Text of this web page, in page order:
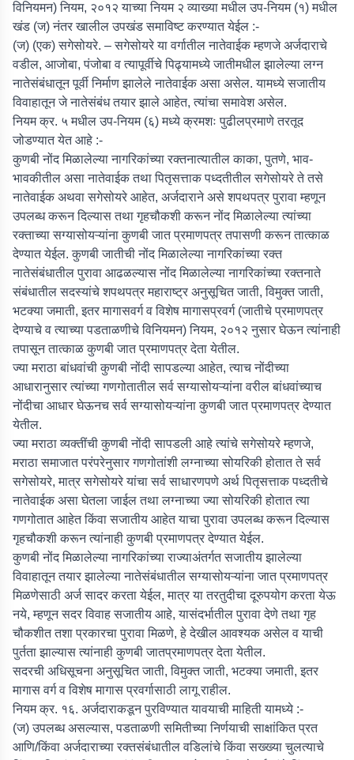
विनियमन) नियम, २०१२ याच्या नियम २ व्याख्या मधील उप-नियम (१) मधील
खंड (ज) नंतर खालील उपखंड समाविष्ट करण्यात येईल :-
(ज) (एक) सगेसोयरे. –सगेसोयरे या वर्गातील नातेवाईक म्हणजे अर्जदाराचे
वडील, आजोबा, पंजोबा व त्यापूर्वीचे पिढ्यामध्ये जातीमधील झालेल्या लग्न
नातेसंबंधातून पूर्वी निर्माण झालेले नातेवाईक असा असेल. यामध्ये सजातीय
विवाहातून जे नातेसंबंध तयार झाले आहेत, त्यांचा समावेश असेल.
नियम क्र. ५ मधील उप-नियम (६) मध्ये क्रमशः पुढीलप्रमाणे तरतूद
जोडण्यात येत आहे :-
कुणबी नोंद मिळालेल्या नागरिकांच्या रक्तनात्यातील काका, पुतणे, भाव-
भावकीतील असा नातेवाईक तथा पितृसत्ताक पध्दतीतील सगेसोयरे ते तसे
नातेवाईक अथवा सगेसोयरे आहेत, अर्जदाराने असे शपथपत्र पुरावा म्हणून
उपलब्ध करून दिल्यास तथा गृहचौकशी करून नोंद मिळालेल्या त्यांच्या
रक्ताच्या सग्यासोयऱ्यांना कुणबी जात प्रमाणपत्र तपासणी करून तात्काळ
देण्यात येईल. कुणबी जातीची नोंद मिळालेल्या नागरिकांच्या रक्त
नातेसंबंधातील पुरावा आढळल्यास नोंद मिळालेल्या नागरिकांच्या रक्तनाते
संबंधातील सदस्यांचे शपथपत्र महाराष्ट्र अनुसूचित जाती, विमुक्त जाती,
भटक्या जमाती, इतर मागासवर्ग व विशेष मागासप्रवर्ग (जातीचे प्रमाणपत्र
देण्याचे व त्याच्या पडताळणीचे विनियमन) नियम, २०१२ नुसार घेऊन त्यांनाही
तपासून तात्काळ कुणबी जात प्रमाणपत्र देता येतील.
ज्या मराठा बांधवांची कुणबी नोंदी सापडल्या आहेत, त्याच नोंदीच्या
आधारानुसार त्यांच्या गणगोतातील सर्व सग्यासोयऱ्यांना वरील बांधवांच्याच
नोंदीचा आधार घेऊनच सर्व सग्यासोयऱ्यांना कुणबी जात प्रमाणपत्र देण्यात
येतील.
ज्या मराठा व्यक्तींची कुणबी नोंदी सापडली आहे त्यांचे सगेसोयरे म्हणजे,
मराठा समाजात परंपरेनुसार गणगोतांशी लग्नाच्या सोयरिकी होतात ते सर्व
सगेसोयरे, मात्र सगेसोयरे यांचा सर्व साधारणपणे अर्थ पितृसत्ताक पध्दतीचे
नातेवाईक असा घेतला जाईल तथा लग्नाच्या ज्या सोयरिकी होतात त्या
गणगोतात आहेत किंवा सजातीय आहेत याचा पुरावा उपलब्ध करून दिल्यास
गृहचौकशी करून त्यांनाही कुणबी प्रमाणपत्र देण्यात येईल.
कुणबी नोंद मिळालेल्या नागरिकांच्या राज्याअंतर्गत सजातीय झालेल्या
विवाहातून तयार झालेल्या नातेसंबंधातील सग्यासोयऱ्यांना जात प्रमाणपत्र
मिळणेसाठी अर्ज सादर करता येईल, मात्र या तरतुदीचा दूरुपयोग करता येऊ
नये, म्हणून सदर विवाह सजातीय आहे, यासंदर्भातील पुरावा देणे तथा गृह
चौकशीत तशा प्रकारचा पुरावा मिळणे, हे देखील आवश्यक असेल व याची
पुर्तता झाल्यास त्यांनाही कुणबी जातप्रमाणपत्र देता येतील.
सदरची अधिसूचना अनुसूचित जाती, विमुक्त जाती, भटक्या जमाती, इतर
मागास वर्ग व विशेष मागास प्रवर्गासाठी लागू राहील.
नियम क्र. १६. अर्जदाराकडून पुरविण्यात यावयाची माहिती यामध्ये :-
(ज) उपलब्ध असल्यास, पडताळणी समितीच्या निर्णयाची साक्षांकित प्रत
आणि/किंवा अर्जदाराच्या रक्तसंबंधातील वडिलांचे किंवा सख्ख्या चुलत्याचे